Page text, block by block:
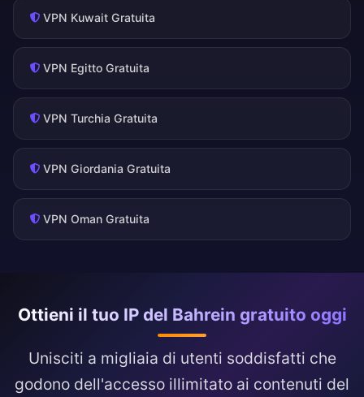
VPN Kuwait Gratuita
VPN Egitto Gratuita
VPN Turchia Gratuita
VPN Giordania Gratuita
VPN Oman Gratuita
Ottieni il tuo IP del Bahrein gratuito oggi
Unisciti a migliaia di utenti soddisfatti che
godono dell'accesso illimitato ai contenuti del